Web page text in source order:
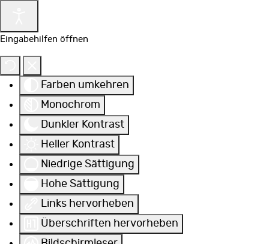
Eingabehilfen öffnen
Farben umkehren
Monochrom
Dunkler Kontrast
Heller Kontrast
Niedrige Sättigung
Hohe Sättigung
Links hervorheben
Überschriften hervorheben